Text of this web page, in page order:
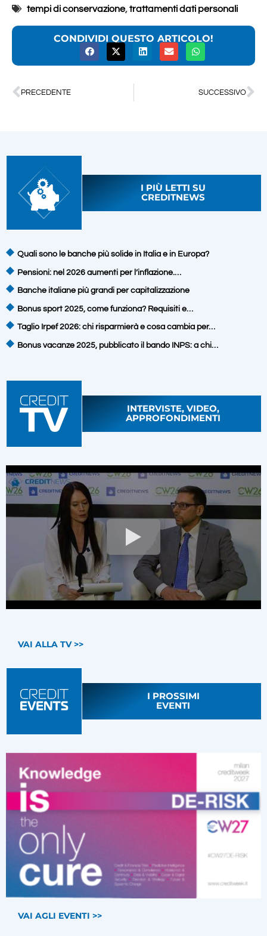
tempi di conservazione,trattamenti dati personali
CONDIVIDI QUESTO ARTICOLO!
PRECEDENTE SUCCESSIVO
I PIÙ LETTI SU
CREDITNEWS
Quali sono le banche più solide in Italia e in Europa?
Pensioni: nel 2026 aumenti per l’inflazione.…
Banche italiane più grandi per capitalizzazione
Bonus sport 2025, come funziona? Requisiti e…
Taglio Irpef 2026: chi risparmierà e cosa cambia per…
Bonus vacanze 2025, pubblicato il bando INPS: a chi…
INTERVISTE, VIDEO,
APPROFONDIMENTI
VAI ALLA TV >>
I PROSSIMI
EVENTI
VAI AGLI EVENTI >>